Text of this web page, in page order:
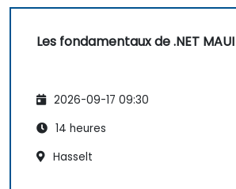
Les fondamentaux de .NET MAUI
2026-09-17 09:30
14 heures
Hasselt